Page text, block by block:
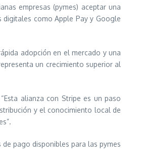
empresas (pymes) aceptar una
digitales como Apple Pay y Google
adopción en el mercado y una
un crecimiento superior al
alianza con Stripe es un paso
y el conocimiento local de
pago disponibles para las pymes